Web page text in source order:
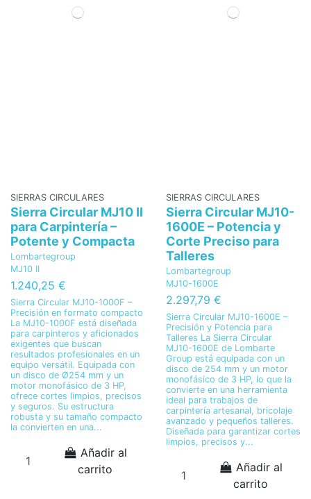
SIERRAS CIRCULARES
Sierra Circular MJ10 II
para Carpintería –
Potente y Compacta
Lombartegroup
MJ10 II
1.240,25 €
Sierra Circular MJ10-1000F –
Precisión en formato compacto
La MJ10-1000F está diseñada
para carpinteros y aficionados
exigentes que buscan
resultados profesionales en un
equipo versátil. Equipada con
un disco de Ø254 mm y un
motor monofásico de 3 HP,
ofrece cortes limpios, precisos
y seguros. Su estructura
robusta y su tamaño compacto
la convierten en una...
Añadir al
carrito
SIERRAS CIRCULARES
Sierra Circular MJ10-
1600E – Potencia y
Corte Preciso para
Talleres
Lombartegroup
MJ10-1600E
2.297,79 €
Sierra Circular MJ10-1600E –
Precisión y Potencia para
Talleres La Sierra Circular
MJ10-1600E de Lombarte
Group está equipada con un
disco de 254 mm y un motor
monofásico de 3 HP, lo que la
convierte en una herramienta
ideal para trabajos de
carpintería artesanal, bricolaje
avanzado y pequeños talleres.
Diseñada para garantizar cortes
limpios, precisos y...
Añadir al
carrito